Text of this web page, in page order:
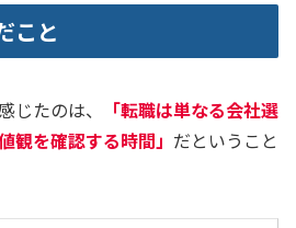
こと
じたのは、
「転職は単なる会社選
観を確認する時間」 だということ